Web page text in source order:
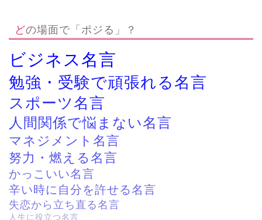
どの場面で「ポジる」？
ビジネス名言
勉強・受験で頑張れる名言
スポーツ名言
人間関係で悩まない名言
マネジメント名言
努力・燃える名言
かっこいい名言
辛い時に自分を許せる名言
失恋から立ち直る名言
人生に役立つ名言